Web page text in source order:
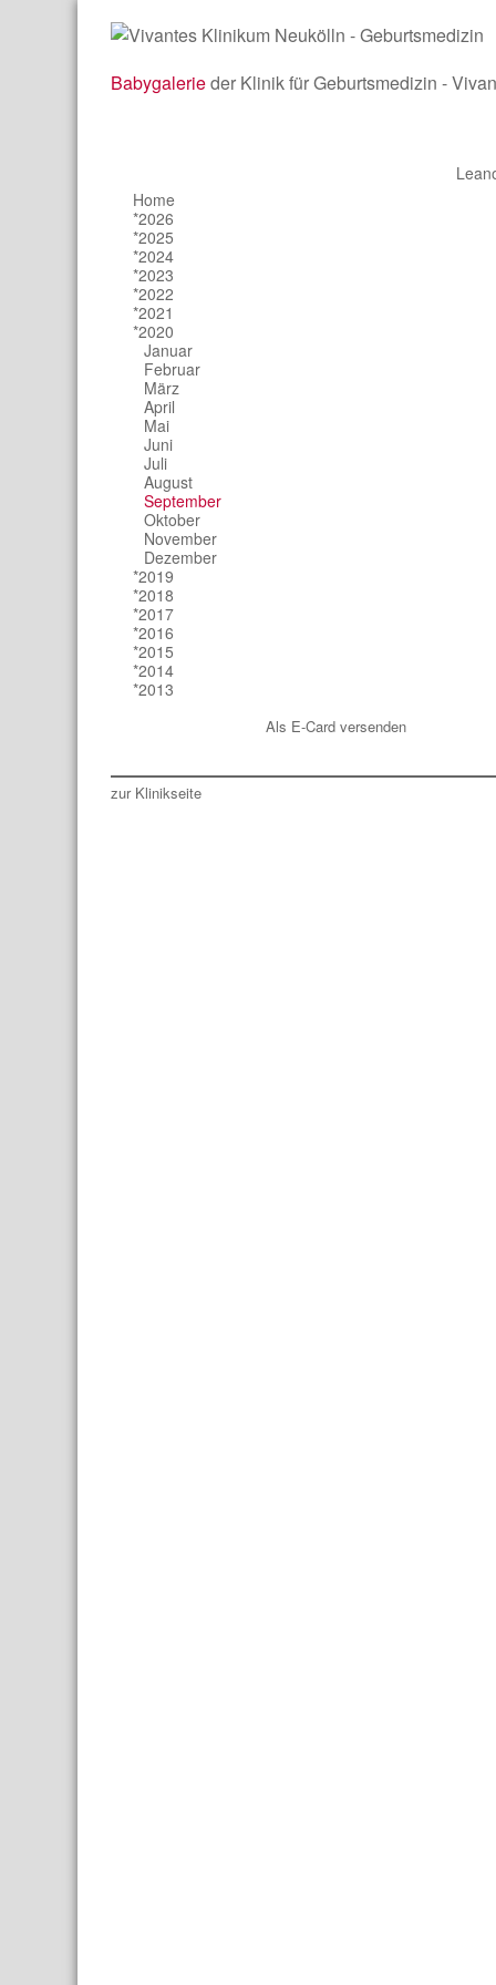
Babygalerieder Klinik für Geburtsmedizin -
Home
*2026
*2025
*2024
*2023
*2022
*2021
*2020
Januar
Februar
März
April
Mai
Juni
Juli
August
September
Oktober
November
Dezember
*2019
*2018
*2017
*2016
*2015
*2014
*2013
Als E-Card versenden
zur Klinikseite